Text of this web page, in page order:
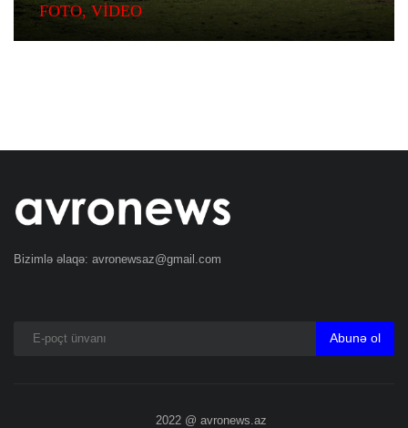
FOTO, VİDEO
Bizimlə əlaqə: avronewsaz@gmail.com
Abunə ol
2022 @ avronews.az